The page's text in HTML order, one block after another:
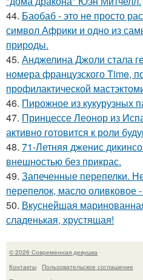
44. Баобаб - это не просто
символ Африки и одно из
природы.
45. Анджелина Джоли стала
номера французского Time,
профилактической
46. Пирожное из кукурузных
47. Принцессе Леонор из
активно готовится к роли
48. 71-Летняя дженис
внешностью без прикрас.
49. Запеченные перепелки.
перепелок, масло оливковое
50. Вкуснейшая
сладенькая, хрустящая!
© 2026 Современная девушка
Контакты
Пользовательское соглашение